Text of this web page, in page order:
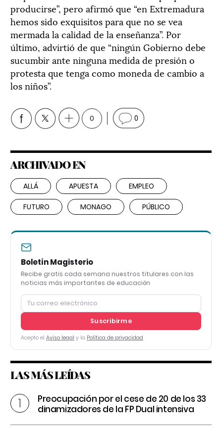
producirse”, pero afirmó que “en Extremadura
hemos sido exquisitos para que no se vea
mermada la calidad de la enseñanza”. Por
último, advirtió de que “ningún Gobierno debe
sucumbir ante ninguna medida de presión o
protesta que tenga como moneda de cambio a
los niños”.
0 0
ARCHIVADO EN
ALLÁ APUESTA EMPLEO
FUTURO MONAGO PÚBLICO
Boletín Magisterio
Recibe gratis cada semana nuestros titulares con las
noticias más importantes de educación
Suscribirme
Acepto el Aviso legal y la Política de privacidad
LAS MÁS LEÍDAS
Preocupación por el cese de 20 de los 33
dinamizadores de la FP Dual intensiva